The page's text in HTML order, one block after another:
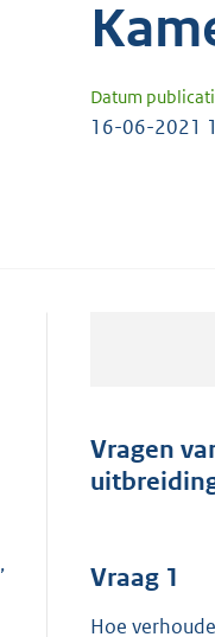
Datum
16-06-2021
Vragen
Vraag 1
Hoe